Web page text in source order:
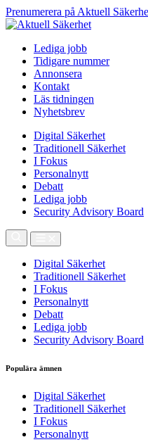
Prenumerera på Aktuell
Lediga jobb
Tidigare nummer
Annonsera
Kontakt
Läs tidningen
Nyhetsbrev
Digital Säkerhet
Traditionell Säkerhet
I Fokus
Personalnytt
Debatt
Lediga jobb
Security Advisory Board
Digital Säkerhet
Traditionell Säkerhet
I Fokus
Personalnytt
Debatt
Lediga jobb
Security Advisory Board
Populära ämnen
Digital Säkerhet
Traditionell Säkerhet
I Fokus
Personalnytt